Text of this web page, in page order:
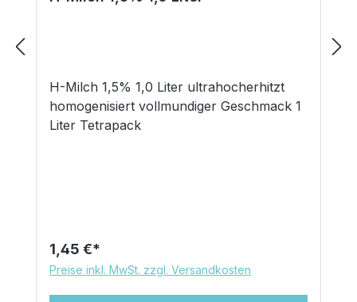
H-Milch 1,5% 1,0 Liter ultrahocherhitzt
homogenisiert vollmundiger Geschmack 1
Liter Tetrapack
Regulärer Preis:
1,45 €
Preise inkl. MwSt. zzgl. Versandkosten